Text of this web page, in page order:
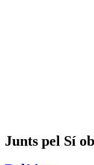
Junts pel Sí